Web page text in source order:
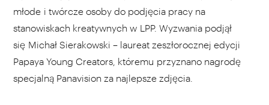
młode i twórcze osoby do podjęcia pracy na
stanowiskach kreatywnych w LPP. Wyzwania podjął
się Michał Sierakowski – laureat zeszłorocznej edycji
Papaya Young Creators, któremu przyznano nagrodę
specjalną Panavision za najlepsze zdjęcia.